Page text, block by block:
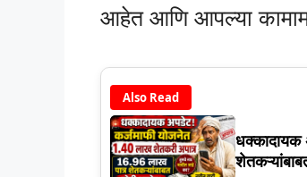
आहेत आणि आपल्या
Also Read